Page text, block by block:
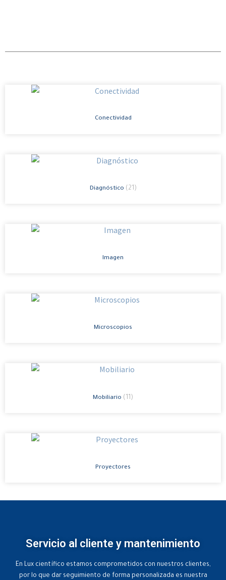
Conectividad
Diagnóstico (21)
Imagen
Microscopios
Mobiliario (11)
Proyectores
Servicio al cliente y mantenimiento
En Lux científico estamos comprometidos con nuestros clientes,
por lo que dar seguimiento de forma personalizada es nuestra